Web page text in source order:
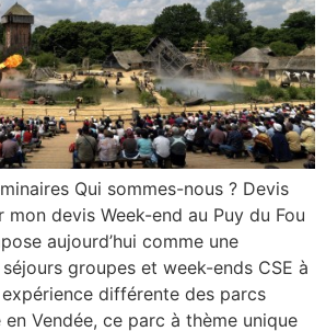
Qui sommes-nous ? Devis
devis Week-end au Puy du Fou
aujourd’hui comme une
groupes et week-ends CSE à
expérience différente des parcs
Vendée, ce parc à thème unique